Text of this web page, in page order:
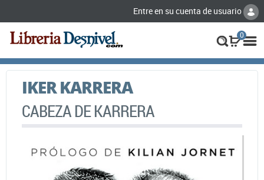
Entre en su cuenta de usuario
0
IKER KARRERA
CABEZA DE KARRERA